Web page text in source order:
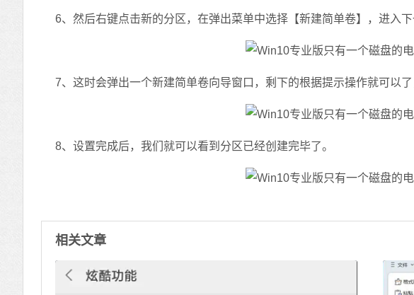
6、然后右键点击新的分区，在弹出菜单中选择【新建简单卷】，进入下
7、这时会弹出一个新建简单卷向导窗口，剩下的根据提示操作就可以
8、设置完成后，我们就可以看到分区已经创建完毕了。
相关文章